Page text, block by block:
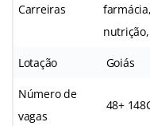
Carreiras
Lotação Goiás
Número de
vagas
48+